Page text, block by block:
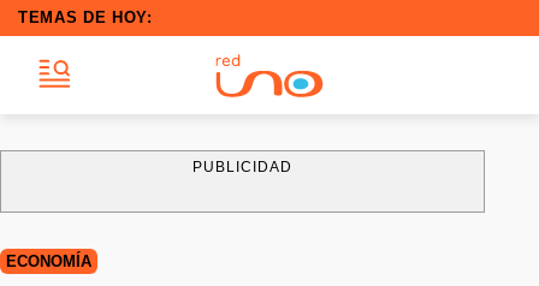
TEMAS DE HOY:
PUBLICIDAD
ECONOMÍA